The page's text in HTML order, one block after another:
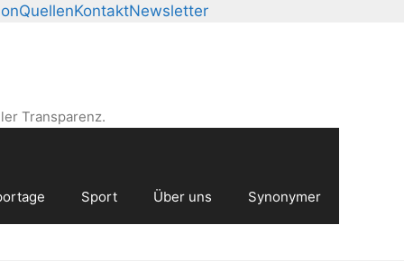
QuellenKontaktNewsletter
Transparenz.
Sport Über uns Synonymer